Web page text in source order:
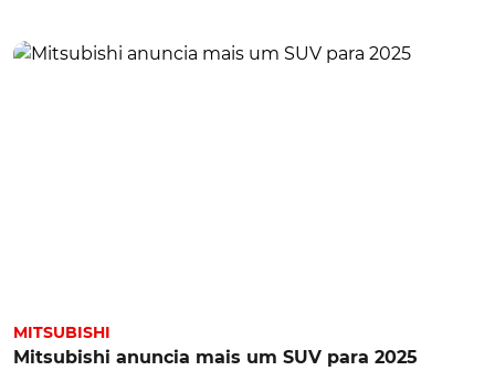
MITSUBISHI
Mitsubishi anuncia mais um SUV para 2025